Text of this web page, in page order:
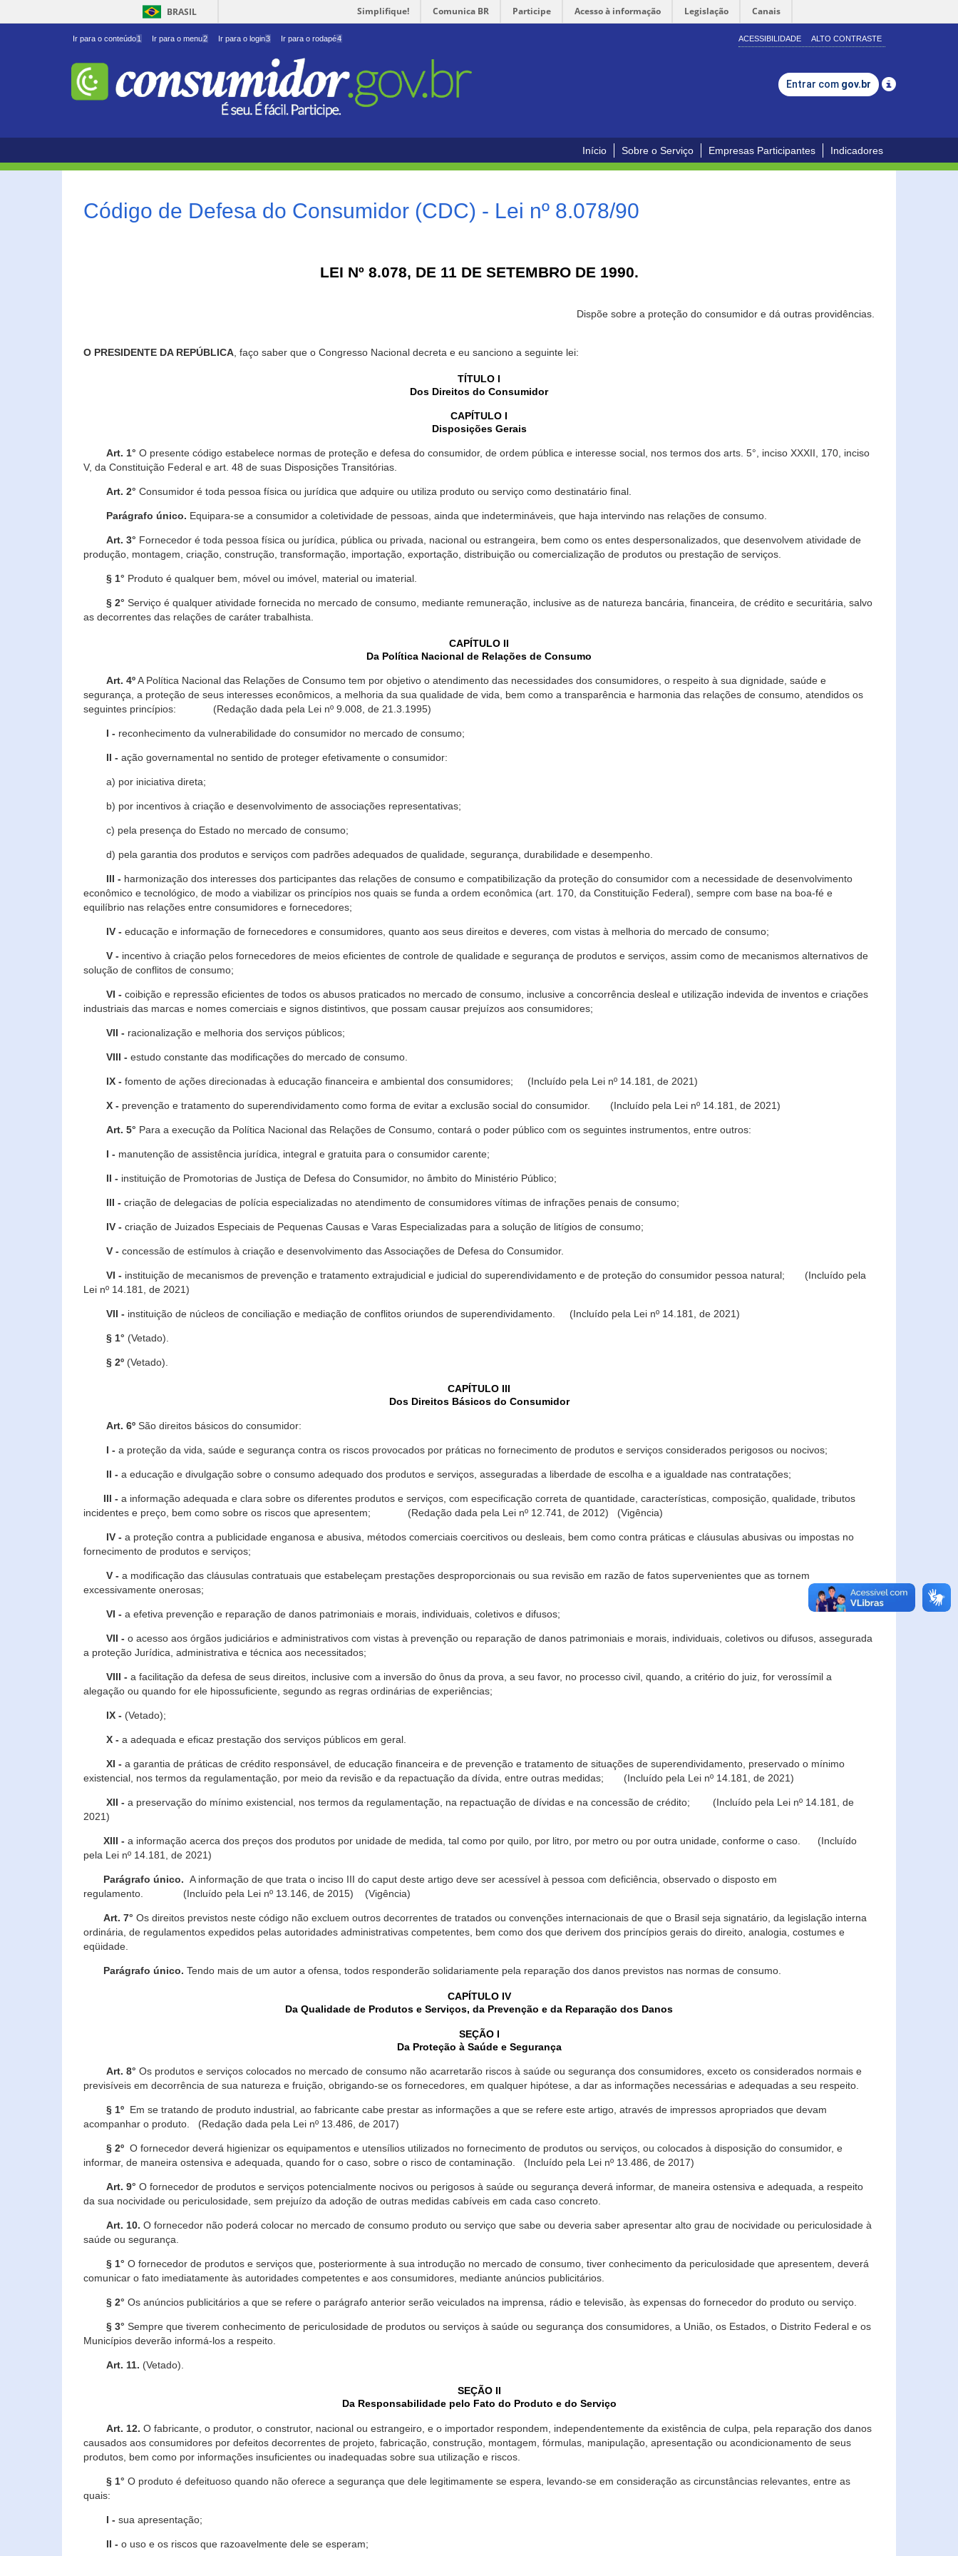
BRASIL Simplifique! Comunica BR Participe Acesso à informação Legislação Canais
Ir para o conteúdo1 Ir para o menu2 Ir para o login3 Ir para o rodapé4 ACESSIBILIDADE ALTO CONTRASTE
Entrar com gov.br
Início Sobre o Serviço Empresas Participantes Indicadores
Código de Defesa do Consumidor (CDC) - Lei nº 8.078/90
LEI Nº 8.078, DE 11 DE SETEMBRO DE 1990.
Dispõe sobre a proteção do consumidor e dá outras providências.
O PRESIDENTE DA REPÚBLICA, faço saber que o Congresso Nacional decreta e eu sanciono a seguinte lei:
TÍTULO I
Dos Direitos do Consumidor
CAPÍTULO I
Disposições Gerais
Art. 1° O presente código estabelece normas de proteção e defesa do consumidor, de ordem pública e interesse social, nos termos dos arts. 5°, inciso XXXII, 170, inciso
V, da Constituição Federal e art. 48 de suas Disposições Transitórias.
Art. 2° Consumidor é toda pessoa física ou jurídica que adquire ou utiliza produto ou serviço como destinatário final.
Parágrafo único. Equipara-se a consumidor a coletividade de pessoas, ainda que indetermináveis, que haja intervindo nas relações de consumo.
Art. 3° Fornecedor é toda pessoa física ou jurídica, pública ou privada, nacional ou estrangeira, bem como os entes despersonalizados, que desenvolvem atividade de
produção, montagem, criação, construção, transformação, importação, exportação, distribuição ou comercialização de produtos ou prestação de serviços.
§ 1° Produto é qualquer bem, móvel ou imóvel, material ou imaterial.
§ 2° Serviço é qualquer atividade fornecida no mercado de consumo, mediante remuneração, inclusive as de natureza bancária, financeira, de crédito e securitária, salvo
as decorrentes das relações de caráter trabalhista.
CAPÍTULO II
Da Política Nacional de Relações de Consumo
Art. 4ºA Política Nacional das Relações de Consumo tem por objetivo o atendimento das necessidades dos consumidores, o respeito à sua dignidade, saúde e
segurança, a proteção de seus interesses econômicos, a melhoria da sua qualidade de vida, bem como a transparência e harmonia das relações de consumo, atendidos os
seguintes princípios: (Redação dada pela Lei nº 9.008, de 21.3.1995)
I - reconhecimento da vulnerabilidade do consumidor no mercado de consumo;
II - ação governamental no sentido de proteger efetivamente o consumidor:
a) por iniciativa direta;
b) por incentivos à criação e desenvolvimento de associações representativas;
c) pela presença do Estado no mercado de consumo;
d) pela garantia dos produtos e serviços com padrões adequados de qualidade, segurança, durabilidade e desempenho.
III - harmonização dos interesses dos participantes das relações de consumo e compatibilização da proteção do consumidor com a necessidade de desenvolvimento
econômico e tecnológico, de modo a viabilizar os princípios nos quais se funda a ordem econômica (art. 170, da Constituição Federal), sempre com base na boa-fé e
equilíbrio nas relações entre consumidores e fornecedores;
IV - educação e informação de fornecedores e consumidores, quanto aos seus direitos e deveres, com vistas à melhoria do mercado de consumo;
V - incentivo à criação pelos fornecedores de meios eficientes de controle de qualidade e segurança de produtos e serviços, assim como de mecanismos alternativos de
solução de conflitos de consumo;
VI - coibição e repressão eficientes de todos os abusos praticados no mercado de consumo, inclusive a concorrência desleal e utilização indevida de inventos e criações
industriais das marcas e nomes comerciais e signos distintivos, que possam causar prejuízos aos consumidores;
VII - racionalização e melhoria dos serviços públicos;
VIII - estudo constante das modificações do mercado de consumo.
IX - fomento de ações direcionadas à educação financeira e ambiental dos consumidores; (Incluído pela Lei nº 14.181, de 2021)
X - prevenção e tratamento do superendividamento como forma de evitar a exclusão social do consumidor. (Incluído pela Lei nº 14.181, de 2021)
Art. 5° Para a execução da Política Nacional das Relações de Consumo, contará o poder público com os seguintes instrumentos, entre outros:
I - manutenção de assistência jurídica, integral e gratuita para o consumidor carente;
II - instituição de Promotorias de Justiça de Defesa do Consumidor, no âmbito do Ministério Público;
III - criação de delegacias de polícia especializadas no atendimento de consumidores vítimas de infrações penais de consumo;
IV - criação de Juizados Especiais de Pequenas Causas e Varas Especializadas para a solução de litígios de consumo;
V - concessão de estímulos à criação e desenvolvimento das Associações de Defesa do Consumidor.
VI - instituição de mecanismos de prevenção e tratamento extrajudicial e judicial do superendividamento e de proteção do consumidor pessoa natural; (Incluído pela
Lei nº 14.181, de 2021)
VII - instituição de núcleos de conciliação e mediação de conflitos oriundos de superendividamento. (Incluído pela Lei nº 14.181, de 2021)
§ 1° (Vetado).
§ 2º (Vetado).
CAPÍTULO III
Dos Direitos Básicos do Consumidor
Art. 6º São direitos básicos do consumidor:
I - a proteção da vida, saúde e segurança contra os riscos provocados por práticas no fornecimento de produtos e serviços considerados perigosos ou nocivos;
II - a educação e divulgação sobre o consumo adequado dos produtos e serviços, asseguradas a liberdade de escolha e a igualdade nas contratações;
III - a informação adequada e clara sobre os diferentes produtos e serviços, com especificação correta de quantidade, características, composição, qualidade, tributos
incidentes e preço, bem como sobre os riscos que apresentem; (Redação dada pela Lei nº 12.741, de 2012) (Vigência)
IV - a proteção contra a publicidade enganosa e abusiva, métodos comerciais coercitivos ou desleais, bem como contra práticas e cláusulas abusivas ou impostas no
fornecimento de produtos e serviços;
V - a modificação das cláusulas contratuais que estabeleçam prestações desproporcionais ou sua revisão em razão de fatos supervenientes que as tornem
excessivamente onerosas;
VI - a efetiva prevenção e reparação de danos patrimoniais e morais, individuais, coletivos e difusos;
VII - o acesso aos órgãos judiciários e administrativos com vistas à prevenção ou reparação de danos patrimoniais e morais, individuais, coletivos ou difusos, assegurada
a proteção Jurídica, administrativa e técnica aos necessitados;
VIII - a facilitação da defesa de seus direitos, inclusive com a inversão do ônus da prova, a seu favor, no processo civil, quando, a critério do juiz, for verossímil a
alegação ou quando for ele hipossuficiente, segundo as regras ordinárias de experiências;
IX - (Vetado);
X - a adequada e eficaz prestação dos serviços públicos em geral.
XI - a garantia de práticas de crédito responsável, de educação financeira e de prevenção e tratamento de situações de superendividamento, preservado o mínimo
existencial, nos termos da regulamentação, por meio da revisão e da repactuação da dívida, entre outras medidas; (Incluído pela Lei nº 14.181, de 2021)
XII - a preservação do mínimo existencial, nos termos da regulamentação, na repactuação de dívidas e na concessão de crédito; (Incluído pela Lei nº 14.181, de
2021)
XIII - a informação acerca dos preços dos produtos por unidade de medida, tal como por quilo, por litro, por metro ou por outra unidade, conforme o caso. (Incluído
pela Lei nº 14.181, de 2021)
Parágrafo único. A informação de que trata o inciso III do caput deste artigo deve ser acessível à pessoa com deficiência, observado o disposto em
regulamento. (Incluído pela Lei nº 13.146, de 2015) (Vigência)
Art. 7° Os direitos previstos neste código não excluem outros decorrentes de tratados ou convenções internacionais de que o Brasil seja signatário, da legislação interna
ordinária, de regulamentos expedidos pelas autoridades administrativas competentes, bem como dos que derivem dos princípios gerais do direito, analogia, costumes e
eqüidade.
Parágrafo único. Tendo mais de um autor a ofensa, todos responderão solidariamente pela reparação dos danos previstos nas normas de consumo.
CAPÍTULO IV
Da Qualidade de Produtos e Serviços, da Prevenção e da Reparação dos Danos
SEÇÃO I
Da Proteção à Saúde e Segurança
Art. 8° Os produtos e serviços colocados no mercado de consumo não acarretarão riscos à saúde ou segurança dos consumidores, exceto os considerados normais e
previsíveis em decorrência de sua natureza e fruição, obrigando-se os fornecedores, em qualquer hipótese, a dar as informações necessárias e adequadas a seu respeito.
§ 1º Em se tratando de produto industrial, ao fabricante cabe prestar as informações a que se refere este artigo, através de impressos apropriados que devam
acompanhar o produto. (Redação dada pela Lei nº 13.486, de 2017)
§ 2º O fornecedor deverá higienizar os equipamentos e utensílios utilizados no fornecimento de produtos ou serviços, ou colocados à disposição do consumidor, e
informar, de maneira ostensiva e adequada, quando for o caso, sobre o risco de contaminação. (Incluído pela Lei nº 13.486, de 2017)
Art. 9° O fornecedor de produtos e serviços potencialmente nocivos ou perigosos à saúde ou segurança deverá informar, de maneira ostensiva e adequada, a respeito
da sua nocividade ou periculosidade, sem prejuízo da adoção de outras medidas cabíveis em cada caso concreto.
Art. 10. O fornecedor não poderá colocar no mercado de consumo produto ou serviço que sabe ou deveria saber apresentar alto grau de nocividade ou periculosidade à
saúde ou segurança.
§ 1° O fornecedor de produtos e serviços que, posteriormente à sua introdução no mercado de consumo, tiver conhecimento da periculosidade que apresentem, deverá
comunicar o fato imediatamente às autoridades competentes e aos consumidores, mediante anúncios publicitários.
§ 2° Os anúncios publicitários a que se refere o parágrafo anterior serão veiculados na imprensa, rádio e televisão, às expensas do fornecedor do produto ou serviço.
§ 3° Sempre que tiverem conhecimento de periculosidade de produtos ou serviços à saúde ou segurança dos consumidores, a União, os Estados, o Distrito Federal e os
Municípios deverão informá-los a respeito.
Art. 11. (Vetado).
SEÇÃO II
Da Responsabilidade pelo Fato do Produto e do Serviço
Art. 12. O fabricante, o produtor, o construtor, nacional ou estrangeiro, e o importador respondem, independentemente da existência de culpa, pela reparação dos danos
causados aos consumidores por defeitos decorrentes de projeto, fabricação, construção, montagem, fórmulas, manipulação, apresentação ou acondicionamento de seus
produtos, bem como por informações insuficientes ou inadequadas sobre sua utilização e riscos.
§ 1° O produto é defeituoso quando não oferece a segurança que dele legitimamente se espera, levando-se em consideração as circunstâncias relevantes, entre as
quais:
I - sua apresentação;
II - o uso e os riscos que razoavelmente dele se esperam;